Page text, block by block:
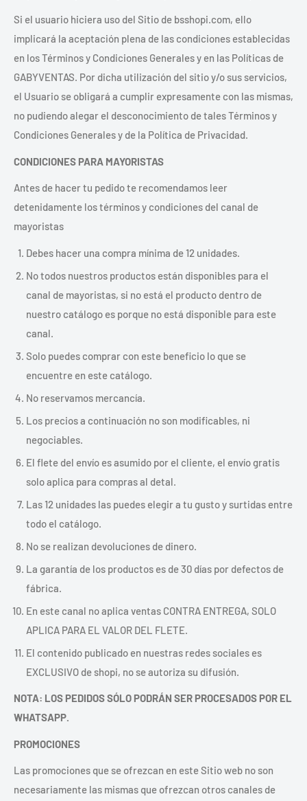
Si el usuario hiciera uso del Sitio de bsshopi.com, ello
implicará la aceptación plena de las condiciones establecidas
en los Términos y Condiciones Generales y en las Políticas de
GABYVENTAS. Por dicha utilización del sitio y/o sus servicios,
el Usuario se obligará a cumplir expresamente con las mismas,
no pudiendo alegar el desconocimiento de tales Términos y
Condiciones Generales y de la Política de Privacidad.
CONDICIONES PARA MAYORISTAS
Antes de hacer tu pedido te recomendamos leer
detenidamente los términos y condiciones del canal de
mayoristas
Debes hacer una compra mínima de 12 unidades.
No todos nuestros productos están disponibles para el
canal de mayoristas, si no está el producto dentro de
nuestro catálogo es porque no está disponible para este
canal.
Solo puedes comprar con este beneficio lo que se
encuentre en este catálogo.
No reservamos mercancía.
Los precios a continuación no son modificables, ni
negociables.
El flete del envío es asumido por el cliente, el envío gratis
solo aplica para compras al detal.
Las 12 unidades las puedes elegir a tu gusto y surtidas entre
todo el catálogo.
No se realizan devoluciones de dinero.
La garantía de los productos es de 30 días por defectos de
fábrica.
En este canal no aplica ventas CONTRA ENTREGA, SOLO
APLICA PARA EL VALOR DEL FLETE.
El contenido publicado en nuestras redes sociales es
EXCLUSIVO de shopi, no se autoriza su difusión.
NOTA: LOS PEDIDOS SÓLO PODRÁN SER PROCESADOS POR EL
WHATSAPP.
PROMOCIONES
Las promociones que se ofrezcan en este Sitio web no son
necesariamente las mismas que ofrezcan otros canales de